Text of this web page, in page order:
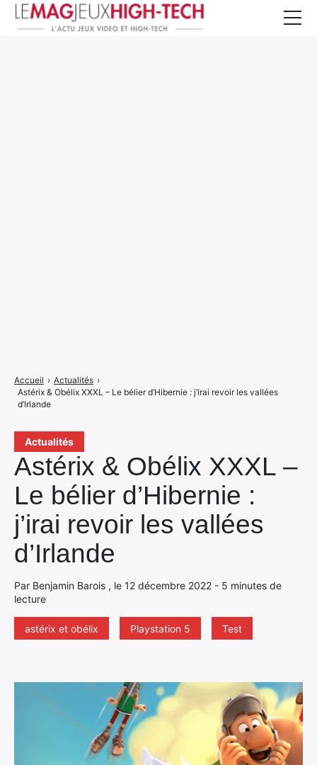
Actualités
Astérix & Obélix XXXL –
Le bélier d’Hibernie :
j’irai revoir les vallées
d’Irlande
Par Benjamin Barois , le 12 décembre 2022 - 5 minutes de
lecture
astérix et obélix Playstation 5 Test
Accueil › Actualités ›
Astérix & Obélix XXXL – Le bélier d’Hibernie : j’irai revoir les vallées
d’Irlande